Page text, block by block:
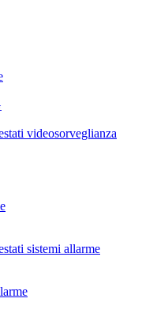
videosorveglianza
sistemi allarme